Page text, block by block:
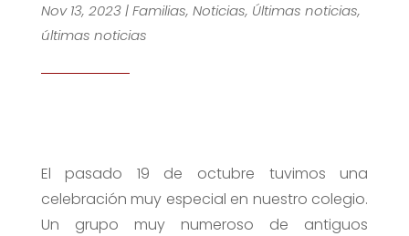
Nov 13, 2023|Familias, Noticias, Últimas noticias,
últimas noticias
El pasado 19 de octubre tuvimos una
celebración muy especial en nuestro colegio.
Un grupo muy numeroso de antiguos